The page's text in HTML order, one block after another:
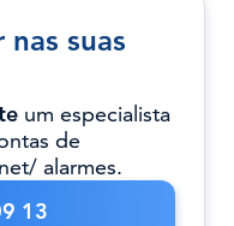
suas
um especialista
de
alarmes.
13